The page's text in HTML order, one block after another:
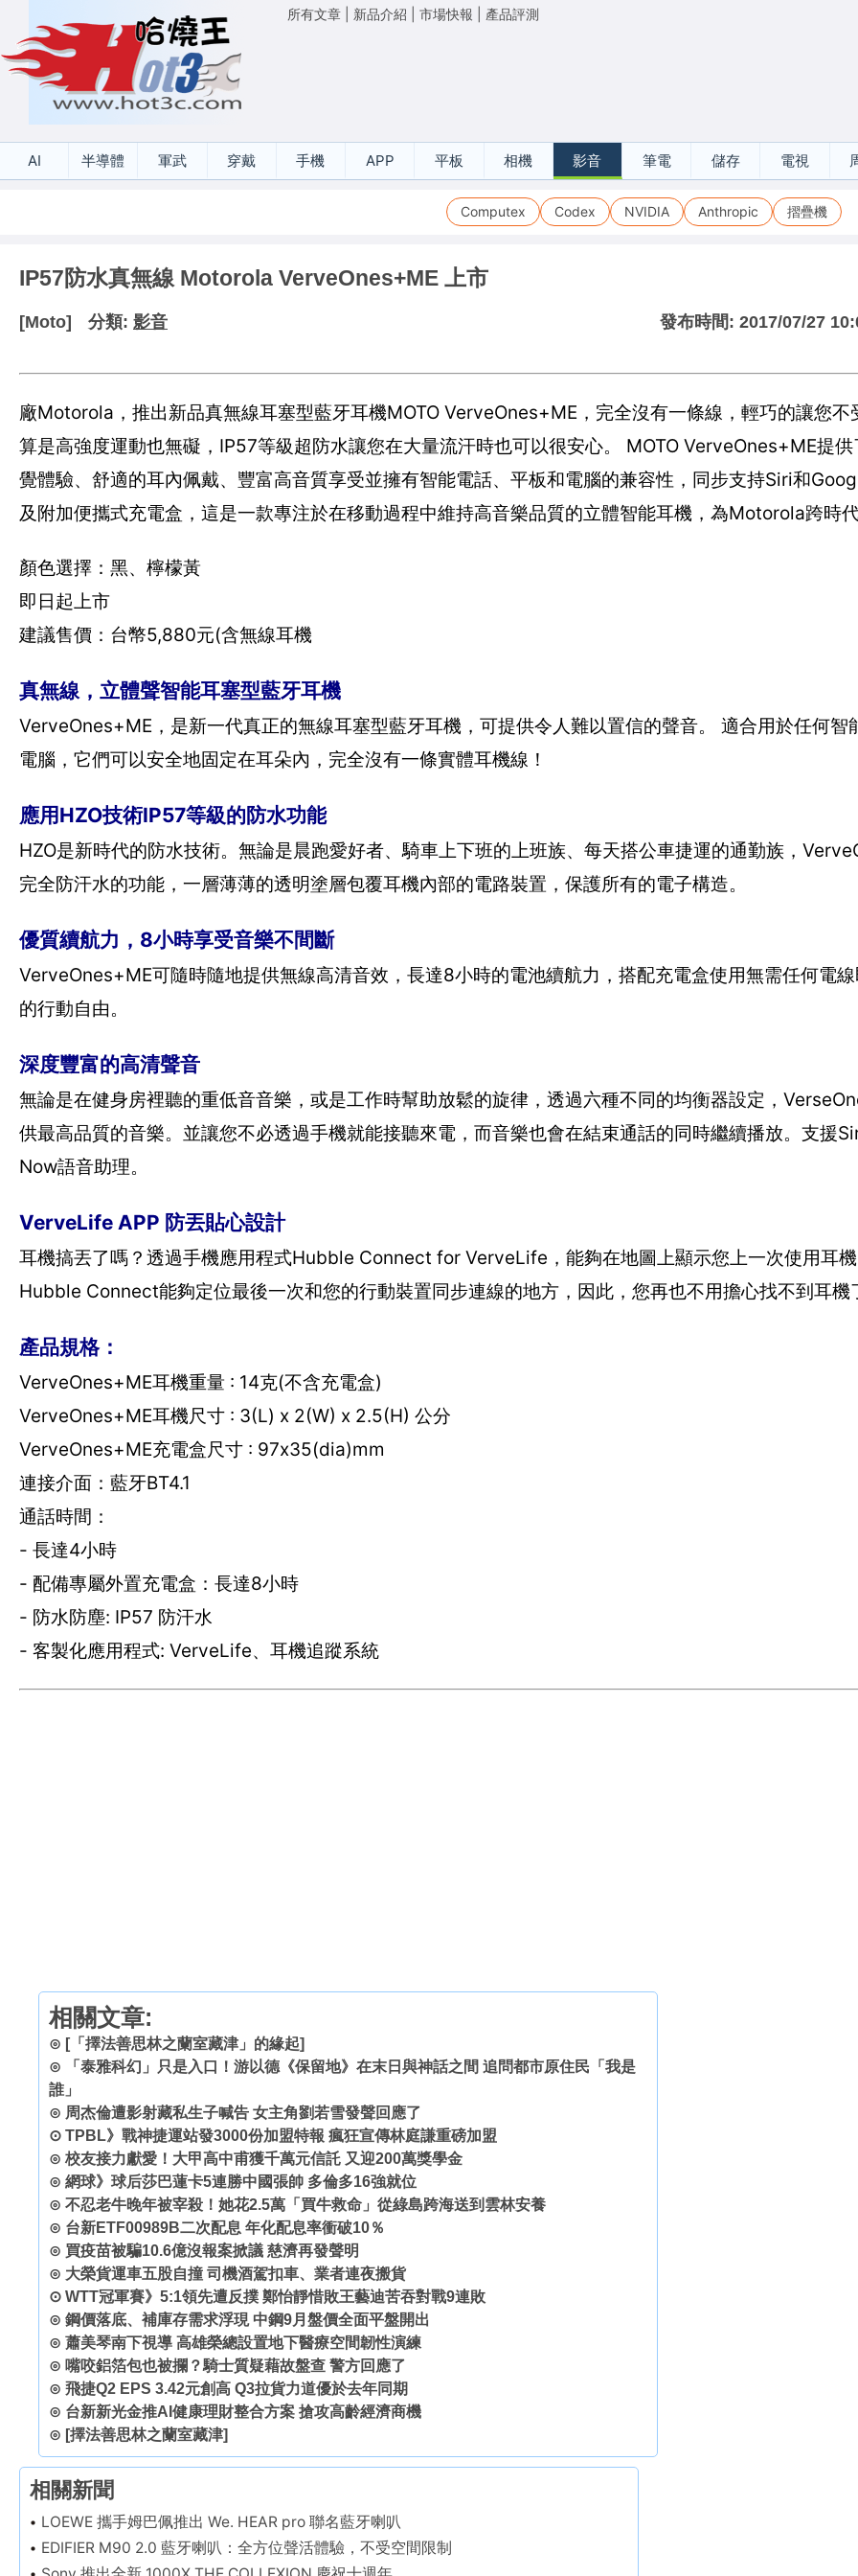
所有文章 新品介紹 市場快報 產品評測
AI 半導體 軍武 穿戴 手機 APP 平板 相機 影音 筆電 儲存 電視
Computex Codex NVIDIA Anthropic 摺疊機
IP57防水真無線 Motorola VerveOnes+ME 上市
[Moto] 分類: 影音 發布時間: 2017/07/27
廠Motorola，推出新品真無線耳塞型藍牙耳機MOTO VerveOnes+ME，完全沒有一條線，輕巧的讓您不
算是高強度運動也無礙，IP57等級超防水讓您在大量流汗時也可以很安心。 MOTO VerveOnes+ME提
覺體驗、舒適的耳內佩戴、豐富高音質享受並擁有智能電話、平板和電腦的兼容性，同步支持Siri和
及附加便攜式充電盒，這是一款專注於在移動過程中維持高音樂品質的立體智能耳機，為Motorola跨時
顏色選擇：黑、檸檬黃
即日起上市
建議售價：台幣5,880元(含無線耳機
真無線，立體聲智能耳塞型藍牙耳機
VerveOnes+ME，是新一代真正的無線耳塞型藍牙耳機，可提供令人難以置信的聲音。 適合用於任何智
電腦，它們可以安全地固定在耳朵內，完全沒有一條實體耳機線！
應用HZO技術IP57等級的防水功能
HZO是新時代的防水技術。無論是晨跑愛好者、騎車上下班的上班族、每天搭公車捷運的通勤族，
完全防汗水的功能，一層薄薄的透明塗層包覆耳機內部的電路裝置，保護所有的電子構造。
優質續航力，8小時享受音樂不間斷
VerveOnes+ME可隨時隨地提供無線高清音效，長達8小時的電池續航力，搭配充電盒使用無需任何電
的行動自由。
深度豐富的高清聲音
無論是在健身房裡聽的重低音音樂，或是工作時幫助放鬆的旋律，透過六種不同的均衡器設定，
供最高品質的音樂。並讓您不必透過手機就能接聽來電，而音樂也會在結束通話的同時繼續播放。支援
Now語音助理。
VerveLife APP 防丟貼心設計
耳機搞丟了嗎？透過手機應用程式Hubble Connect for VerveLife，能夠在地圖上顯示您上一次使用耳
Hubble Connect能夠定位最後一次和您的行動裝置同步連線的地方，因此，您再也不用擔心找不到耳機
產品規格：
VerveOnes+ME耳機重量 : 14克(不含充電盒)
VerveOnes+ME耳機尺寸 : 3(L) x 2(W) x 2.5(H) 公分
VerveOnes+ME充電盒尺寸 : 97x35(dia)mm
連接介面：藍牙BT4.1
通話時間：
- 長達4小時
- 配備專屬外置充電盒：長達8小時
- 防水防塵: IP57 防汗水
- 客製化應用程式: VerveLife、耳機追蹤系統
相關文章:
⊙ [「擇法善思林之蘭室藏津」的緣起]
⊙
「泰雅科幻」只是入口！游以德《保留地》在末日與神話之間 追問都市原住民「我是
誰」
⊙ 周杰倫遭影射藏私生子喊告 女主角劉若雪發聲回應了
⊙ TPBL》戰神捷運站發3000份加盟特報 瘋狂宣傳林庭謙重磅加盟
⊙ 校友接力獻愛！大甲高中甫獲千萬元信託 又迎200萬獎學金
⊙ 網球》球后莎巴蓮卡5連勝中國張帥 多倫多16強就位
⊙ 不忍老牛晚年被宰殺！她花2.5萬「買牛救命」從綠島跨海送到雲林安養
⊙ 台新ETF00989B二次配息 年化配息率衝破10％
⊙ 買疫苗被騙10.6億沒報案掀議 慈濟再發聲明
⊙ 大榮貨運車五股自撞 司機酒駕扣車、業者連夜搬貨
⊙ WTT冠軍賽》5:1領先遭反撲 鄭怡靜惜敗王藝迪苦吞對戰9連敗
⊙ 鋼價落底、補庫存需求浮現 中鋼9月盤價全面平盤開出
⊙ 蕭美琴南下視導 高雄榮總設置地下醫療空間韌性演練
⊙ 嘴咬鋁箔包也被攔？騎士質疑藉故盤查 警方回應了
⊙ 飛捷Q2 EPS 3.42元創高 Q3拉貨力道優於去年同期
⊙ 台新新光金推AI健康理財整合方案 搶攻高齡經濟商機
⊙ [擇法善思林之蘭室藏津]
相關新聞
LOEWE 攜手姆巴佩推出 We. HEAR pro 聯名藍牙喇叭
EDIFIER M90 2.0 藍牙喇叭：全方位聲活體驗，不受空間限制